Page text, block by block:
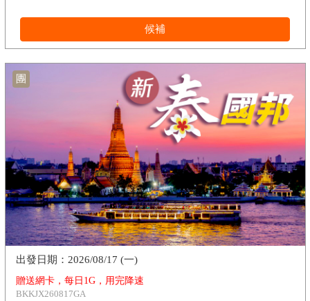
候補
團
贈送網卡，每日1G，用完降速
BKKJX260817GA
2026/08/17 (一)